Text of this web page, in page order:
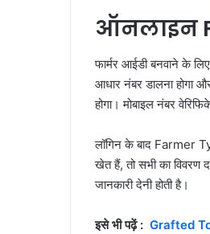
ऑनलाइन
फार्मर आईडी बनवाने के
आधार नंबर डालना होगा
होगा। मोबाइल नंबर
लॉगिन के बाद Farmer
खेत हैं, तो सभी का विवरण
जानकारी देनी होती है।
इसे भी पढ़ें : Grafted